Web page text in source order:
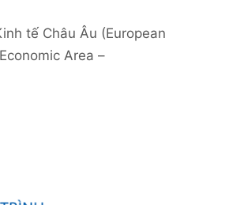
tế Châu Âu (European
Economic Area –